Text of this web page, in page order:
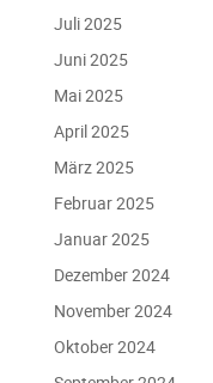
Juli 2025
Juni 2025
Mai 2025
April 2025
März 2025
Februar 2025
Januar 2025
Dezember 2024
November 2024
Oktober 2024